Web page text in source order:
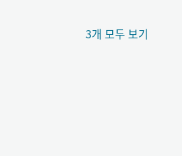
3개 모두 보기